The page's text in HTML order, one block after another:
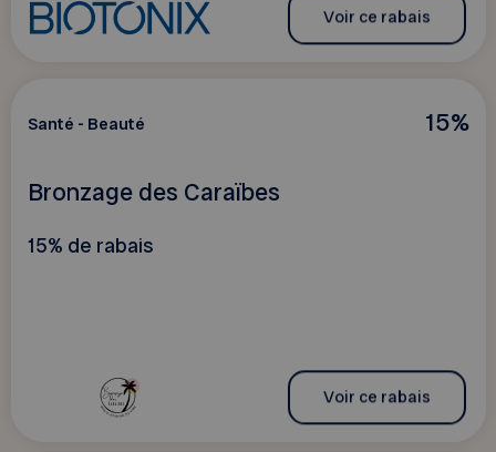
Voir ce rabais
15%
Santé - Beauté
Bronzage des Caraïbes
15% de rabais
Voir ce rabais